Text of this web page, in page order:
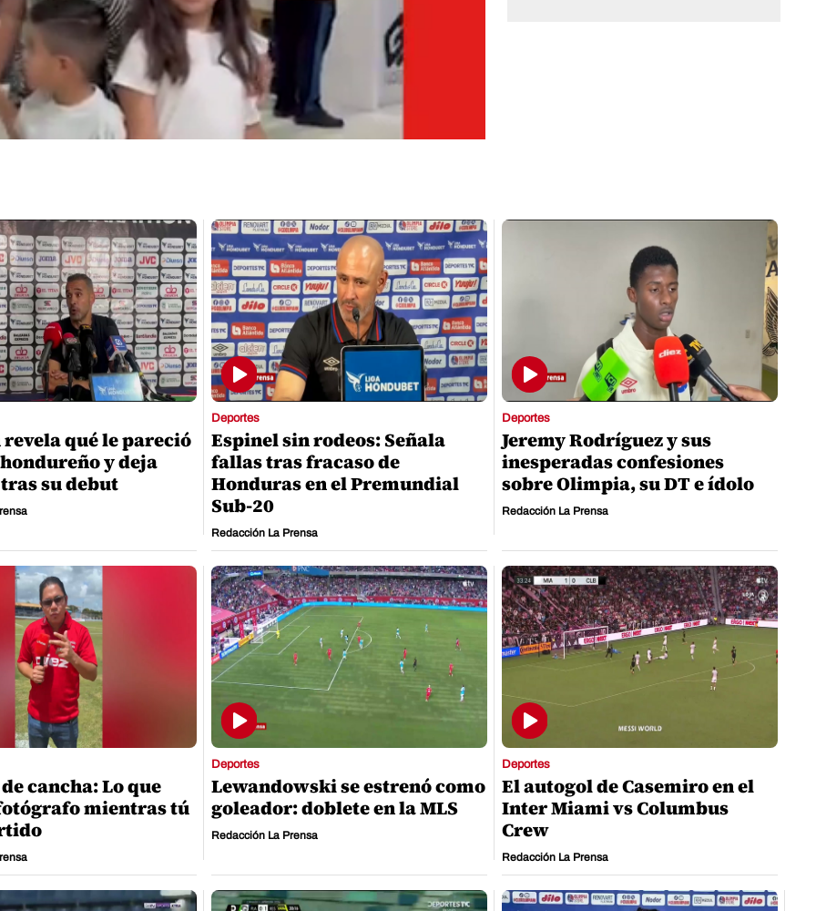
qué le pareció
y deja
su debut
Deportes
Espinel sin rodeos: Señala
fallas tras fracaso de
Honduras en el Premundial
Sub-20
Redacción La Prensa
Deportes
Jeremy Rodríguez y sus
inesperadas confesiones
sobre Olimpia, su DT e ídolo
Redacción La Prensa
cancha: Lo que
mientras tú
Deportes
Lewandowski se estrenó como
goleador: doblete en la MLS
Redacción La Prensa
Deportes
El autogol de Casemiro en el
Inter Miami vs Columbus
Crew
Redacción La Prensa